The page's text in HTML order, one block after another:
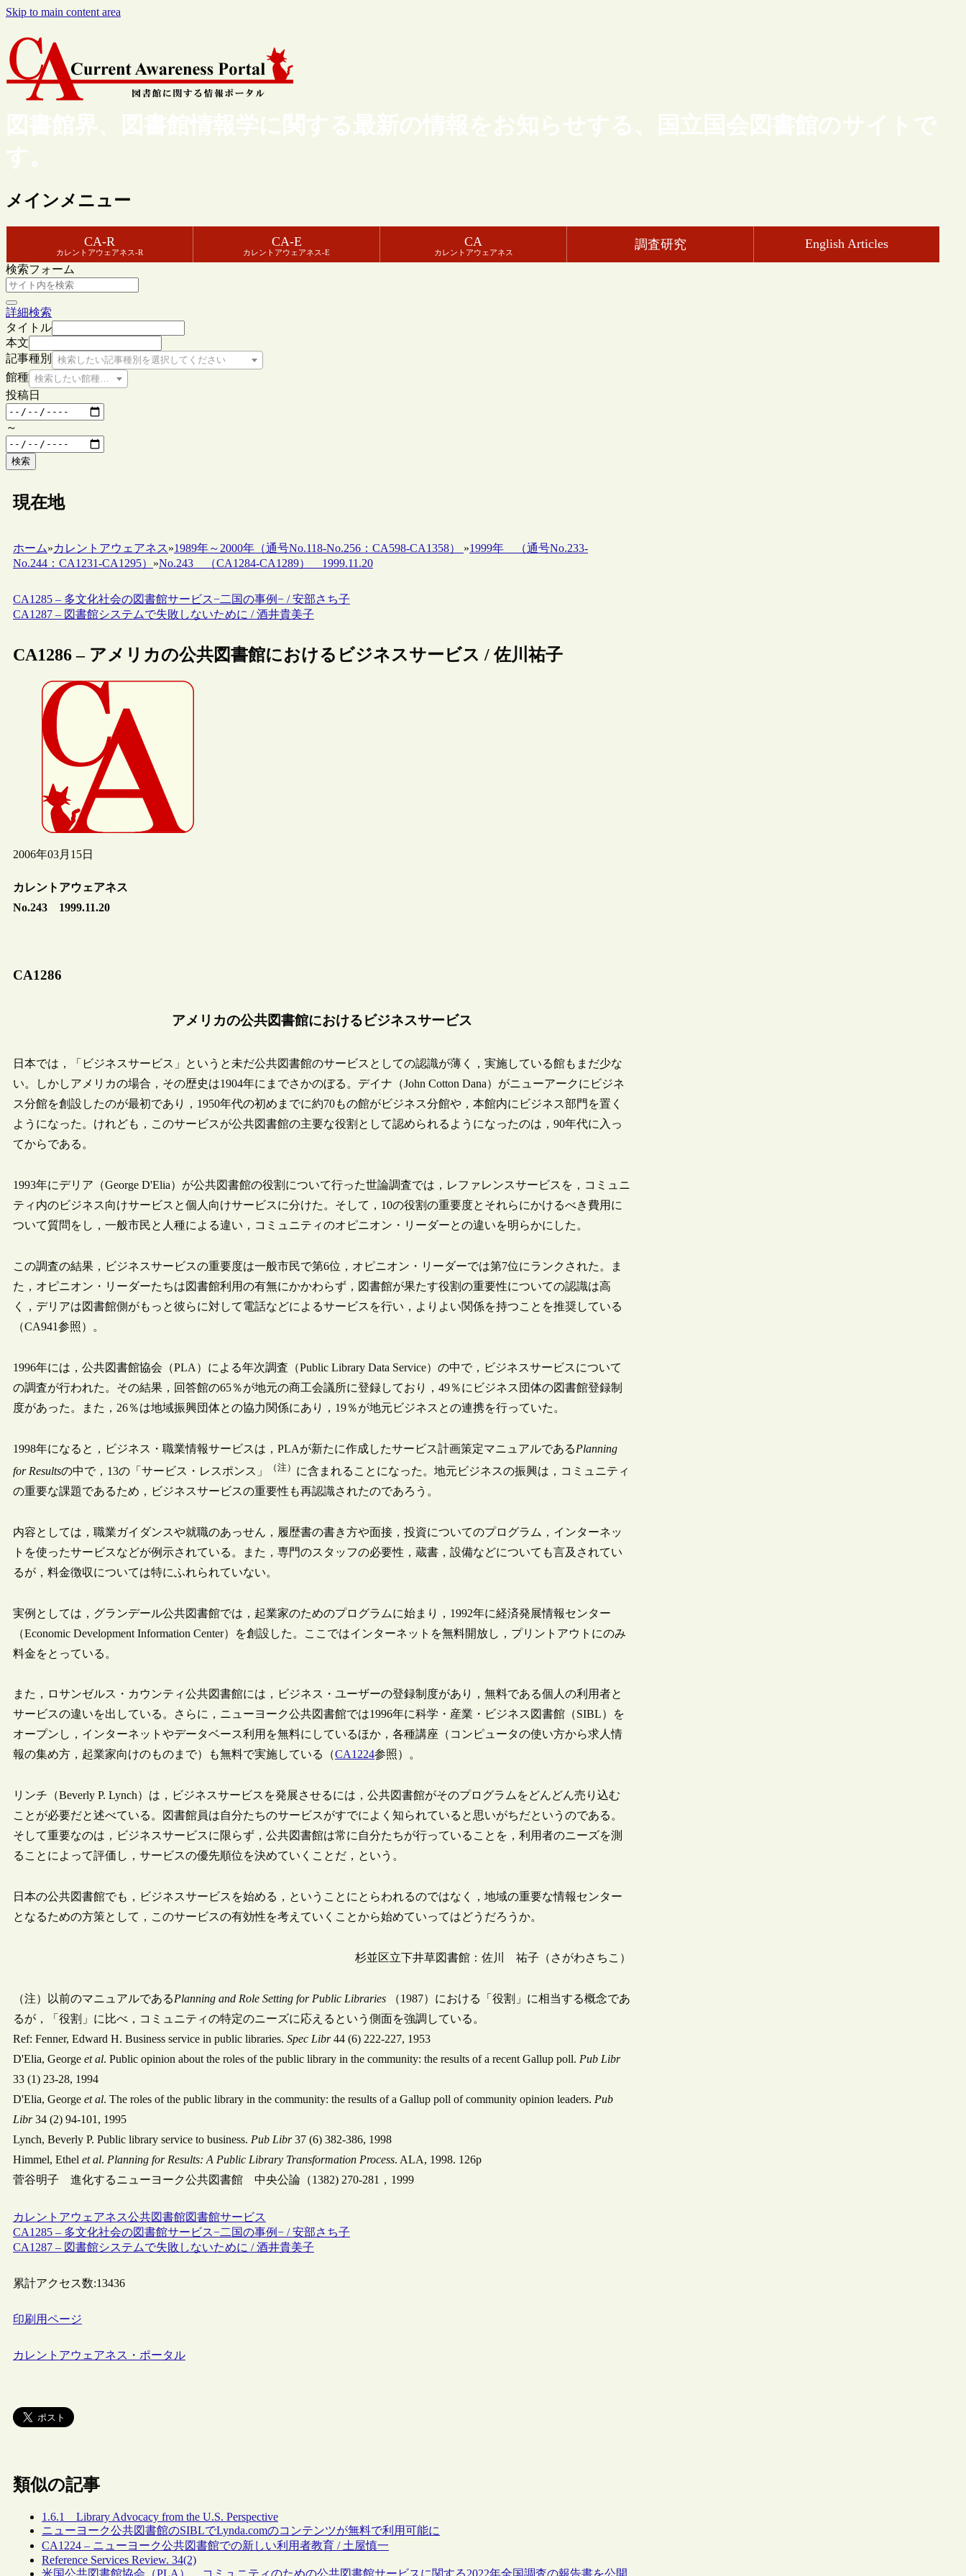
Skip to main content area
図書館界、図書館情報学に関する最新の情報をお知らせする、国立国会図書館のサイトで
す。
メインメニュー
CA-R
カレントアウェアネス-R
CA-E
カレントアウェアネス-E
CA
カレントアウェアネス
調査研究 English Articles
検索フォーム
詳細検索
タイトル
本文
記事種別
検索したい記事種別を選択してください
館種 検索したい館種を選択してください
投稿日
～
検索
現在地
ホーム»カレントアウェアネス»1989年～2000年（通号No.118-No.256：CA598-CA1358） »1999年 （通号No.233-
No.244：CA1231-CA1295） »No.243 （CA1284-CA1289） 1999.11.20
CA1285 – 多文化社会の図書館サービス−二国の事例− / 安部さち子
CA1287 – 図書館システムで失敗しないために / 酒井貴美子
CA1286 – アメリカの公共図書館におけるビジネスサービス / 佐川祐子
2006年03月15日
カレントアウェアネス
No.243 1999.11.20
CA1286
アメリカの公共図書館におけるビジネスサービス
日本では，「ビジネスサービス」というと未だ公共図書館のサービスとしての認識が薄く，実施している館もまだ少な
い。しかしアメリカの場合，その歴史は1904年にまでさかのぼる。デイナ（John Cotton Dana）がニューアークにビジネ
ス分館を創設したのが最初であり，1950年代の初めまでに約70もの館がビジネス分館や，本館内にビジネス部門を置く
ようになった。けれども，このサービスが公共図書館の主要な役割として認められるようになったのは，90年代に入っ
てからである。
1993年にデリア（George D'Elia）が公共図書館の役割について行った世論調査では，レファレンスサービスを，コミュニ
ティ内のビジネス向けサービスと個人向けサービスに分けた。そして，10の役割の重要度とそれらにかけるべき費用に
ついて質問をし，一般市民と人種による違い，コミュニティのオピニオン・リーダーとの違いを明らかにした。
この調査の結果，ビジネスサービスの重要度は一般市民で第6位，オピニオン・リーダーでは第7位にランクされた。ま
た，オピニオン・リーダーたちは図書館利用の有無にかかわらず，図書館が果たす役割の重要性についての認識は高
く，デリアは図書館側がもっと彼らに対して電話などによるサービスを行い，よりよい関係を持つことを推奨している
（CA941参照）。
1996年には，公共図書館協会（PLA）による年次調査（Public Library Data Service）の中で，ビジネスサービスについて
の調査が行われた。その結果，回答館の65％が地元の商工会議所に登録しており，49％にビジネス団体の図書館登録制
度があった。また，26％は地域振興団体との協力関係にあり，19％が地元ビジネスとの連携を行っていた。
1998年になると，ビジネス・職業情報サービスは，PLAが新たに作成したサービス計画策定マニュアルであるPlanning
for Resultsの中で，13の「サービス・レスポンス」 （注） に含まれることになった。地元ビジネスの振興は，コミュニティ
の重要な課題であるため，ビジネスサービスの重要性も再認識されたのであろう。
内容としては，職業ガイダンスや就職のあっせん，履歴書の書き方や面接，投資についてのプログラム，インターネッ
トを使ったサービスなどが例示されている。また，専門のスタッフの必要性，蔵書，設備などについても言及されてい
るが，料金徴収については特にふれられていない。
実例としては，グランデール公共図書館では，起業家のためのプログラムに始まり，1992年に経済発展情報センター
（Economic Development Information Center）を創設した。ここではインターネットを無料開放し，プリントアウトにのみ
料金をとっている。
また，ロサンゼルス・カウンティ公共図書館には，ビジネス・ユーザーの登録制度があり，無料である個人の利用者と
サービスの違いを出している。さらに，ニューヨーク公共図書館では1996年に科学・産業・ビジネス図書館（SIBL）を
オープンし，インターネットやデータベース利用を無料にしているほか，各種講座（コンピュータの使い方から求人情
報の集め方，起業家向けのものまで）も無料で実施している（CA1224参照）。
リンチ（Beverly P. Lynch）は，ビジネスサービスを発展させるには，公共図書館がそのプログラムをどんどん売り込む
ことが必要だと述べている。図書館員は自分たちのサービスがすでによく知られていると思いがちだというのである。
そして重要なのは，ビジネスサービスに限らず，公共図書館は常に自分たちが行っていることを，利用者のニーズを測
ることによって評価し，サービスの優先順位を決めていくことだ，という。
日本の公共図書館でも，ビジネスサービスを始める，ということにとらわれるのではなく，地域の重要な情報センター
となるための方策として，このサービスの有効性を考えていくことから始めていってはどうだろうか。
杉並区立下井草図書館：佐川 祐子（さがわさちこ）
（注）以前のマニュアルであるPlanning and Role Setting for Public Libraries （1987）における「役割」に相当する概念であ
るが，「役割」に比べ，コミュニティの特定のニーズに応えるという側面を強調している。
Ref: Fenner, Edward H. Business service in public libraries. Spec Libr44 (6) 222-227, 1953
D'Elia, George et al. Public opinion about the roles of the public library in the community: the results of a recent Gallup poll. Pub Libr
33 (1) 23-28, 1994
D'Elia, George et al. The roles of the public library in the community: the results of a Gallup poll of community opinion leaders. Pub
Libr34 (2) 94-101, 1995
Lynch, Beverly P. Public library service to business. Pub Libr37 (6) 382-386, 1998
Himmel, Ethel et al. Planning for Results: A Public Library Transformation Process. ALA, 1998. 126p
菅谷明子 進化するニューヨーク公共図書館 中央公論（1382) 270-281，1999
カレントアウェアネス公共図書館図書館サービス
CA1285 – 多文化社会の図書館サービス−二国の事例− / 安部さち子
CA1287 – 図書館システムで失敗しないために / 酒井貴美子
累計アクセス数:13436
印刷用ページ
カレントアウェアネス・ポータル
類似の記事
1.6.1 Library Advocacy from the U.S. Perspective
ニューヨーク公共図書館のSIBLでLynda.comのコンテンツが無料で利用可能に
CA1224 – ニューヨーク公共図書館での新しい利用者教育 / 土屋慎一
Reference Services Review. 34(2)